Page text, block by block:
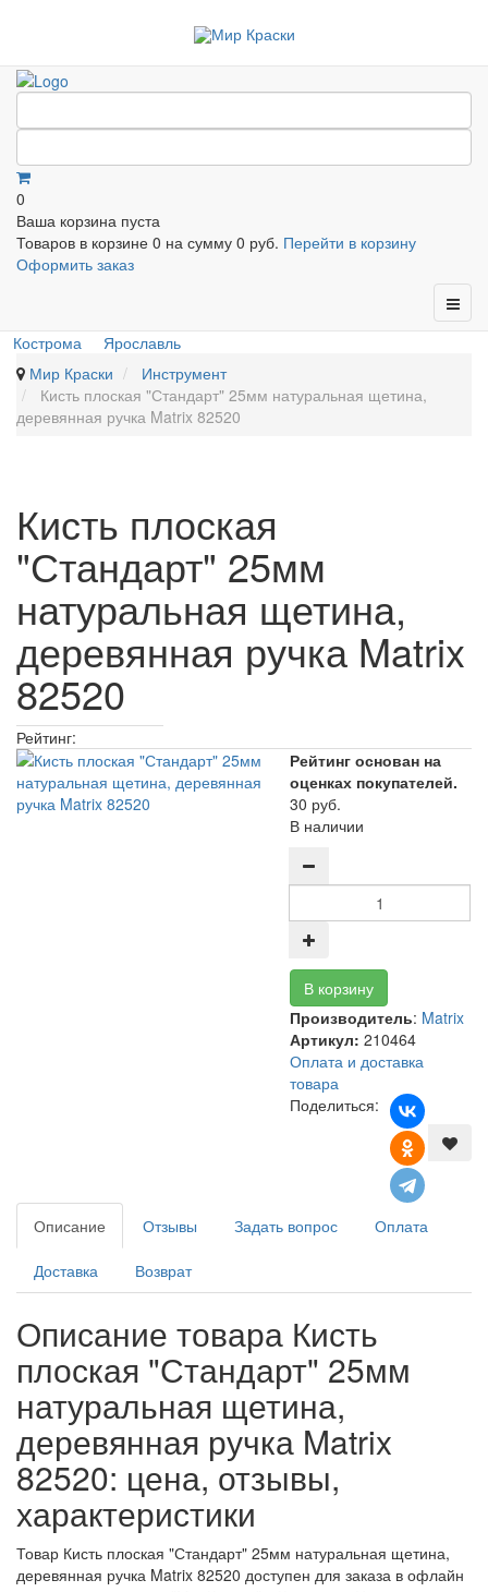
0
Ваша корзина пуста
Товаров в корзине 0 на сумму 0 руб. Перейти в корзину
Оформить заказ
Кострома
Ярославль
Мир Краски
Инструмент
Кисть плоская "Стандарт" 25мм натуральная щетина,
деревянная ручка Matrix 82520
Кисть плоская
"Стандарт" 25мм
натуральная щетина,
деревянная ручка Matrix
82520
Рейтинг:
Рейтинг основан на
оценках покупателей.
30 руб.
В наличии
Производитель: Matrix
Артикул: 210464
Оплата и доставка
товара
Поделиться:
Описание Отзывы Задать вопрос Оплата
Доставка Возврат
Описание товара Кисть
плоская "Стандарт" 25мм
натуральная щетина,
деревянная ручка Matrix
82520: цена, отзывы,
характеристики
Товар Кисть плоская "Стандарт" 25мм натуральная щетина,
деревянная ручка Matrix 82520 доступен для заказа в офлайн